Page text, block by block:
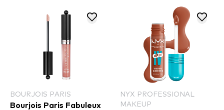
BOURJOIS PARIS
Bourjois Paris Fabuleux
NYX PROFESSIONAL
MAKEUP